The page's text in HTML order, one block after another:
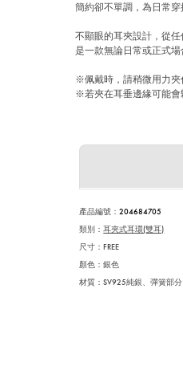
簡約卻不單調，為日常穿
不顯眼的耳夾設計，從
是一款無論日常或正式場
※佩戴時，請稍微用力夾
※若夾在耳垂邊緣可能會
產品編號 ：204684705
類別：耳夾式耳環(雙耳)
尺寸：FREE
顏色：銀色
材質：SV925純銀、彈簧部